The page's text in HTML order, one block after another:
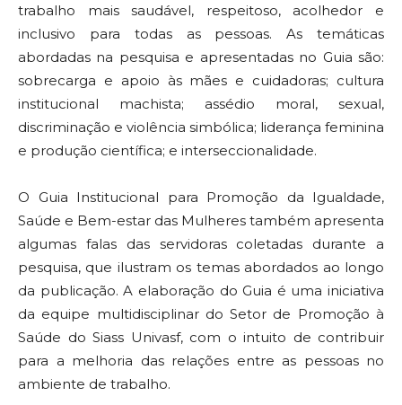
trabalho mais saudável, respeitoso, acolhedor e
inclusivo para todas as pessoas. As temáticas
abordadas na pesquisa e apresentadas no Guia são:
sobrecarga e apoio às mães e cuidadoras; cultura
institucional machista; assédio moral, sexual,
discriminação e violência simbólica; liderança feminina
e produção científica; e interseccionalidade.
O Guia Institucional para Promoção da Igualdade,
Saúde e Bem-estar das Mulheres também apresenta
algumas falas das servidoras coletadas durante a
pesquisa, que ilustram os temas abordados ao longo
da publicação. A elaboração do Guia é uma iniciativa
da equipe multidisciplinar do Setor de Promoção à
Saúde do Siass Univasf, com o intuito de contribuir
para a melhoria das relações entre as pessoas no
ambiente de trabalho.